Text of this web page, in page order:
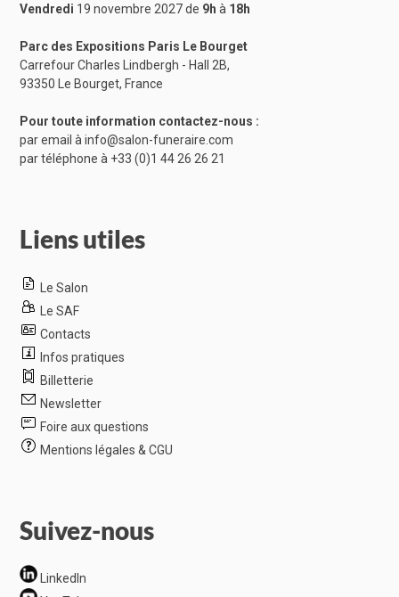
Vendredi 19 novembre 2027 de 9hà 18h
Parc des Expositions Paris Le Bourget
Carrefour Charles Lindbergh - Hall 2B,
93350 Le Bourget, France
Pour toute information contactez-nous :
par email àinfo@salon-funeraire.com
par téléphone à +33 (0)1 44 26 26 21
Liens utiles
Le Salon
Le SAF
Contacts
Infos pratiques
Billetterie
Newsletter
Foire aux questions
Mentions légales & CGU
Suivez-nous
LinkedIn